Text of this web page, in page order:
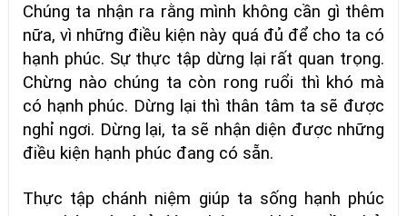
Chúng ta nhận ra rằng mình không cần gì thêm
nữa, vì những điều kiện này quá đủ để cho ta có
hạnh phúc. Sự thực tập dừng lại rất quan trọng.
Chừng nào chúng ta còn rong ruổi thì khó mà
có hạnh phúc. Dừng lại thì thân tâm ta sẽ được
nghỉ ngơi. Dừng lại, ta sẽ nhận diện được những
điều kiện hạnh phúc đang có sẵn.
Thực tập chánh niệm giúp ta sống hạnh phúc